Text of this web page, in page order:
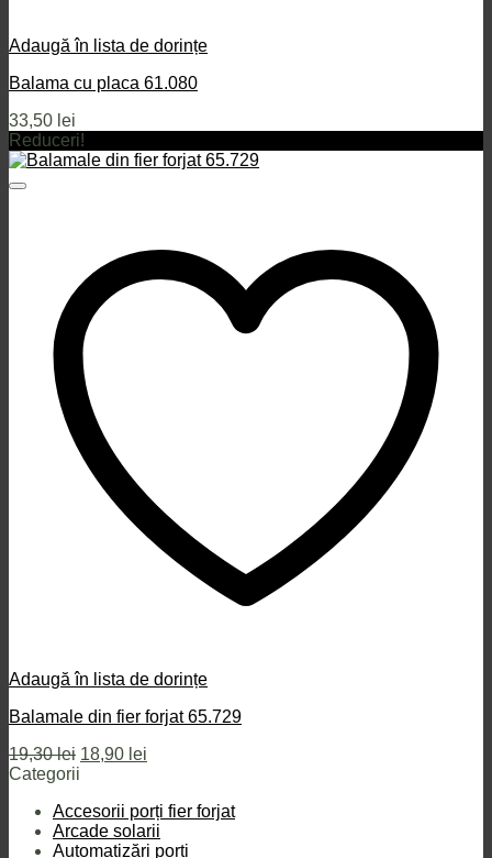
Adaugă în lista de dorințe
Balama cu placa 61.080
33,50 lei
Reduceri!
Adaugă în lista de dorințe
Balamale din fier forjat 65.729
19,30lei Prețul
fost:
19,30 lei.
18,90 lei
18,90 lei.
Categorii
Accesorii porți fier forjat
Arcade solarii
Automatizări porți